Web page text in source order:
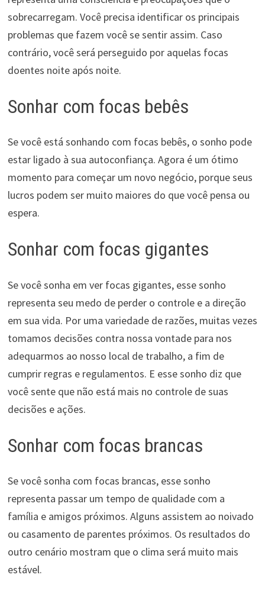
sobrecarregam. Você precisa identificar os principais
problemas que fazem você se sentir assim. Caso
contrário, você será perseguido por aquelas focas
doentes noite após noite.
Sonhar com focas bebês
Se você está sonhando com focas bebês, o sonho pode
estar ligado à sua autoconfiança. Agora é um ótimo
momento para começar um novo negócio, porque seus
lucros podem ser muito maiores do que você pensa ou
espera.
Sonhar com focas gigantes
Se você sonha em ver focas gigantes, esse sonho
representa seu medo de perder o controle e a direção
em sua vida. Por uma variedade de razões, muitas vezes
tomamos decisões contra nossa vontade para nos
adequarmos ao nosso local de trabalho, a fim de
cumprir regras e regulamentos. E esse sonho diz que
você sente que não está mais no controle de suas
decisões e ações.
Sonhar com focas brancas
Se você sonha com focas brancas, esse sonho
representa passar um tempo de qualidade com a
família e amigos próximos. Alguns assistem ao noivado
ou casamento de parentes próximos. Os resultados do
outro cenário mostram que o clima será muito mais
estável.